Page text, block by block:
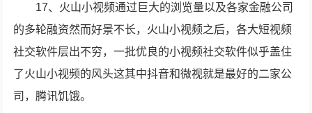
17、火山小视频通过巨大的浏览量以及各家金融公司
的多轮融资然而好景不长，火山小视频之后，各大短视频
社交软件层出不穷，一批优良的小视频社交软件似乎盖住
了火山小视频的风头这其中抖音和微视就是最好的二家公
司，腾讯饥饿。